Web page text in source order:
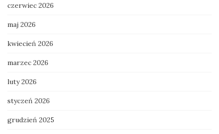
czerwiec 2026
maj 2026
kwiecień 2026
marzec 2026
luty 2026
styczeń 2026
grudzień 2025